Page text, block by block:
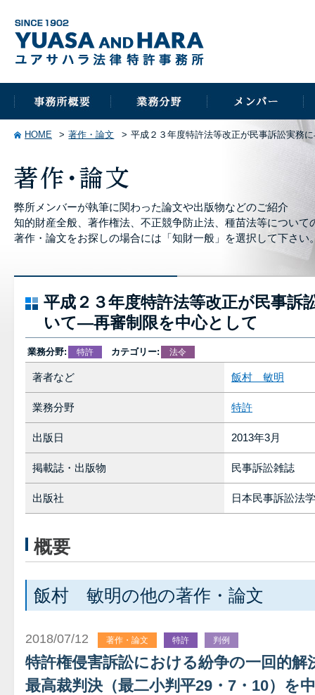
HOME 著作・論文 平成２３年度特許法等改正が民事訴訟実務
弊所メンバーが執筆に関わった論文や出版物などのご紹介
知的財産全般、著作権法、不正競争防止法、種苗法等について
著作・論文をお探しの場合には「知財一般」を選択して下さい
平成２３年度特許法等改正が民事訴
いて―再審制限を中心として
業務分野: 特許 カテゴリー: 法令
著者など 飯村 敏明
業務分野 特許
出版日 2013年3月
掲載誌・出版物 民事訴訟雑誌
出版社 日本民事訴訟法
概要
飯村 敏明の他の著作・論文
2018/07/12 著作・論文 特許 判例
特許権侵害訴訟における紛争の一回的
最高裁判決（最二小判平29・7・10）を